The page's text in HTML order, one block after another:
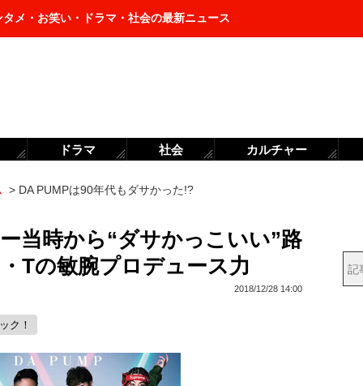
タメ・お笑い・ドラマ・社会の最新ニュース
> DA PUMPは90年代もダサかった!?
当時から“ダサかっこいい”路
Tの敏腕プロデュース力
2018/12/28 14:00
ク！
ドラマ 社会 カルチャー